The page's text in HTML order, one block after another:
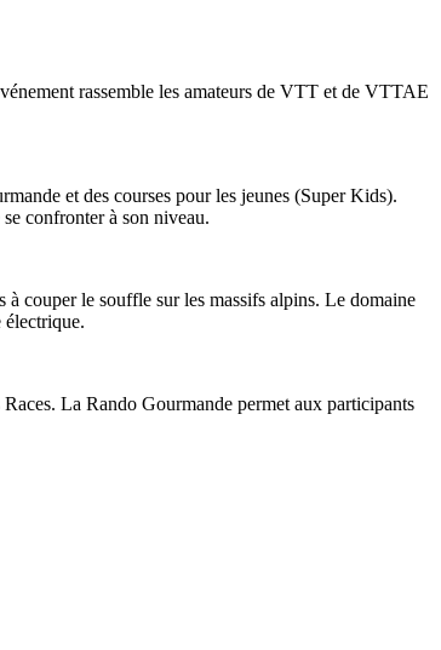
rassemble les amateurs de VTT et de VTTAE
et des courses pour les jeunes (Super Kids).
confronter à son niveau.
couper le souffle sur les massifs alpins. Le domaine
électrique.
La Rando Gourmande permet aux participants